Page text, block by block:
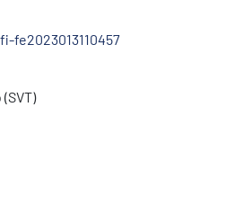
fe2023013110457